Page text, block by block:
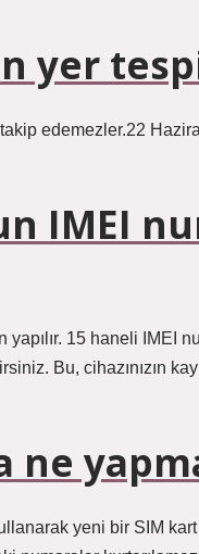
yer
edemezler.22
IMEI
15 haneli IMEI
Bu, cihazınızın
yeni bir SIM